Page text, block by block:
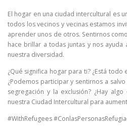
El hogar en una ciudad intercultural es
todos los vecinos y vecinas estamos
aprender unos de otros. Sentirnos
hace brillar a todas juntas y nos
nuestra diversidad.
¿Qué significa hogar para ti? ¿Está
¿Podemos participar y sentirnos a
segregación y la exclusión? ¿Hay
nuestra Ciudad Intercultural para
#WithRefugees